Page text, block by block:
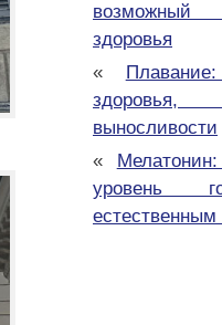
здоровья
«
выносливости
«
уровень
естественным